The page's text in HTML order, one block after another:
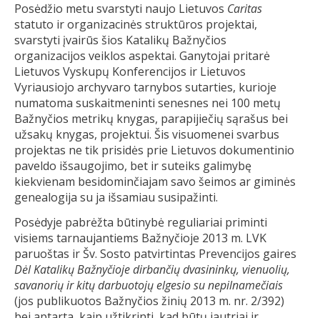
Posėdžio metu svarstyti naujo Lietuvos Caritas
statuto ir organizacinės struktūros projektai,
svarstyti įvairūs šios Katalikų Bažnyčios
organizacijos veiklos aspektai. Ganytojai pritarė
Lietuvos Vyskupų Konferencijos ir Lietuvos
Vyriausiojo archyvaro tarnybos sutarties, kurioje
numatoma suskaitmeninti senesnes nei 100 metų
Bažnyčios metrikų knygas, parapijiečių sąrašus bei
užsakų knygas, projektui. Šis visuomenei svarbus
projektas ne tik prisidės prie Lietuvos dokumentinio
paveldo išsaugojimo, bet ir suteiks galimybę
kiekvienam besidominčiajam savo šeimos ar giminės
genealogija su ja išsamiau susipažinti.
Posėdyje pabrėžta būtinybė reguliariai priminti
visiems tarnaujantiems Bažnyčioje 2013 m. LVK
paruoštas ir Šv. Sosto patvirtintas Prevencijos gaires
Dėl Katalikų Bažnyčioje dirbančių dvasininkų, vienuolių,
savanorių ir kitų darbuotojų elgesio su nepilnamečiais
(jos publikuotos Bažnyčios žinių 2013 m. nr. 2/392)